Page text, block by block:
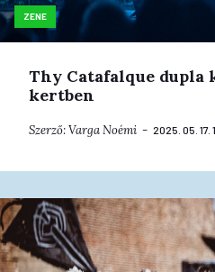
ZENE
Thy Catafalque dupla
kertben
Szerző:Varga Noémi 2025. 05. 17.